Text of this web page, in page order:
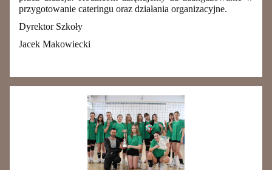
przygotowanie cateringu oraz działania organizacyjne.
Dyrektor Szkoły
Jacek Makowiecki